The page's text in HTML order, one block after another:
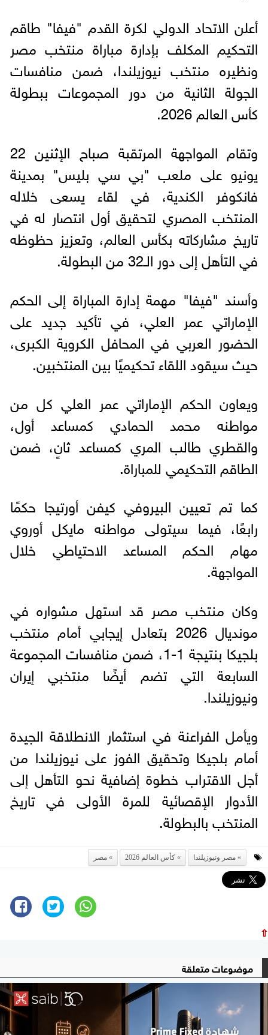
أعلن الاتحاد الدولي لكرة القدم "فيفا" طاقم
التحكيم المكلف بإدارة مباراة منتخب مصر
ونظيره منتخب نيوزيلندا، ضمن منافسات
الجولة الثانية من دور المجموعات ببطولة
كأس العالم 2026.
وتقام المواجهة المرتقبة صباح الإثنين 22
يونيو على ملعب "بي سي بليس" بمدينة
فانكوفر الكندية، في لقاء يسعى خلاله
المنتخب المصري لتحقيق أول انتصار له في
تاريخ مشاركاته بكأس العالم، وتعزيز حظوظه
في التأهل إلى دور الـ32 من البطولة.
وأسند "فيفا" مهمة إدارة المباراة إلى الحكم
الإماراتي عمر العلي، في تأكيد جديد على
الحضور العربي في المحافل الكروية الكبرى،
حيث سيقود اللقاء تحكيميًا بين المنتخبين.
ويعاون الحكم الإماراتي عمر العلي كل من
مواطنه محمد الحمادي كمساعد أول،
والقطري طالب المري كمساعد ثانٍ، ضمن
الطاقم التحكيمي للمباراة.
كما تم تعيين البيروفي كيفن أورتيجا حكمًا
رابعًا، فيما سيتولى مواطنه مايكل أوروي
مهام الحكم المساعد الاحتياطي خلال
المواجهة.
وكان منتخب مصر قد استهل مشواره في
مونديال 2026 بتعادل إيجابي أمام منتخب
بلجيكا بنتيجة 1-1، ضمن منافسات المجموعة
السابعة التي تضم أيضًا منتخبي إيران
ونيوزيلندا.
ويأمل الفراعنة في استثمار الانطلاقة الجيدة
أمام بلجيكا وتحقيق الفوز على نيوزيلندا من
أجل الاقتراب خطوة إضافية نحو التأهل إلى
الأدوار الإقصائية للمرة الأولى في تاريخ
المنتخب بالبطولة.
مصر ونيوزيلندا كأس العالم 2026 مصر
⇧
موضوعات متعلقة